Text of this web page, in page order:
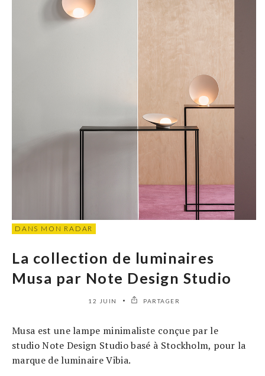
DANS MON RADAR
La collection de luminaires
Musa par Note Design Studio
12 JUIN PARTAGER
Musa est une lampe minimaliste conçue par le
studio Note Design Studio basé à Stockholm, pour la
marque de luminaire Vibia.